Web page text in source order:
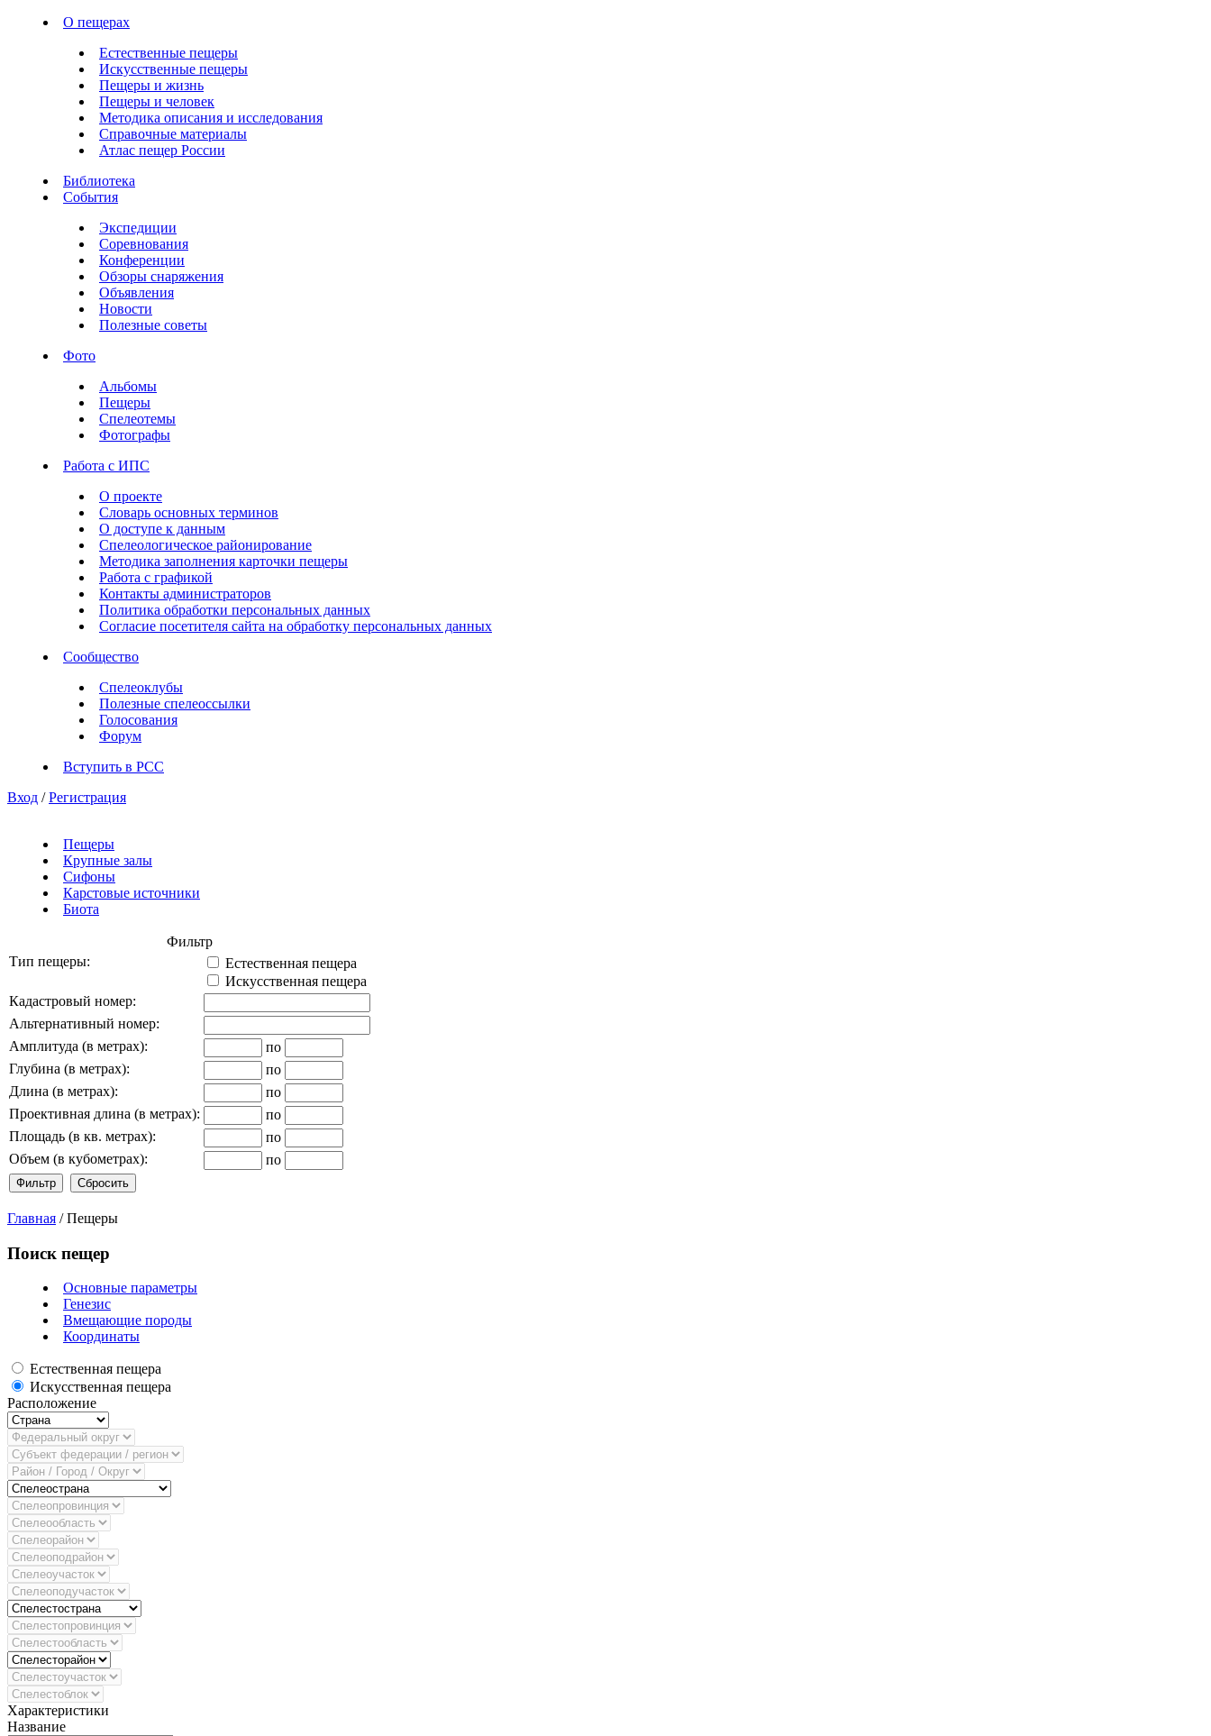
О пещерах
Естественные пещеры
Искусственные пещеры
Пещеры и жизнь
Пещеры и человек
Методика описания и исследования
Справочные материалы
Атлас пещер России
Библиотека
События
Экспедиции
Соревнования
Конференции
Обзоры снаряжения
Объявления
Новости
Полезные советы
Фото
Альбомы
Пещеры
Спелеотемы
Фотографы
Работа с ИПС
О проекте
Словарь основных терминов
О доступе к данным
Спелеологическое районирование
Методика заполнения карточки пещеры
Работа с графикой
Контакты администраторов
Политика обработки персональных данных
Согласие посетителя сайта на обработку персональных данных
Сообщество
Спелеоклубы
Полезные спелеоссылки
Голосования
Форум
Вступить в РСС
Вход / Регистрация
Пещеры
Крупные залы
Сифоны
Карстовые источники
Биота
Фильтр
Тип пещеры:
Естественная пещера
Искусственная пещера
Кадастровый номер:
Альтернативный номер:
Амплитуда (в метрах):
по
Глубина (в метрах):
по
Длина (в метрах):
по
Проективная длина (в метрах):
по
Площадь (в кв. метрах):
по
Объем (в кубометрах):
по
Главная / Пещеры
Поиск пещер
Основные параметры
Генезис
Вмещающие породы
Координаты
Естественная пещера
Искусственная пещера
Расположение
Характеристики
Название